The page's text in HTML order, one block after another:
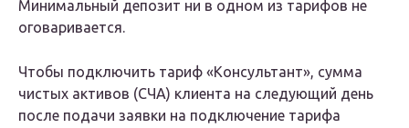
Минимальный депозит ни в одном из тарифов не
оговаривается.
Чтобы подключить тариф «Консультант», сумма
чистых активов (СЧА) клиента на следующий день
после подачи заявки на подключение тарифа